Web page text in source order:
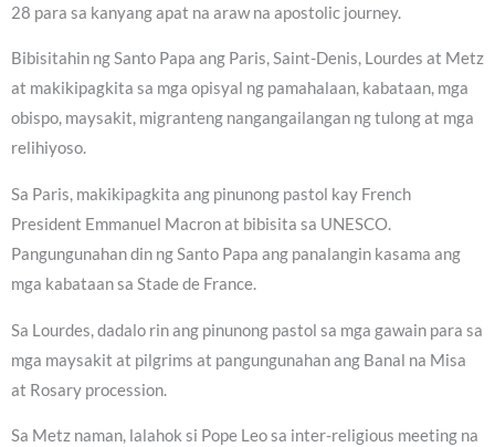
28 para sa kanyang apat na araw na apostolic journey.
Bibisitahin ng Santo Papa ang Paris, Saint-Denis, Lourdes at Metz
at makikipagkita sa mga opisyal ng pamahalaan, kabataan, mga
obispo, maysakit, migranteng nangangailangan ng tulong at mga
relihiyoso.
Sa Paris, makikipagkita ang pinunong pastol kay French
President Emmanuel Macron at bibisita sa UNESCO.
Pangungunahan din ng Santo Papa ang panalangin kasama ang
mga kabataan sa Stade de France.
Sa Lourdes, dadalo rin ang pinunong pastol sa mga gawain para sa
mga maysakit at pilgrims at pangungunahan ang Banal na Misa
at Rosary procession.
Sa Metz naman, lalahok si Pope Leo sa inter-religious meeting na